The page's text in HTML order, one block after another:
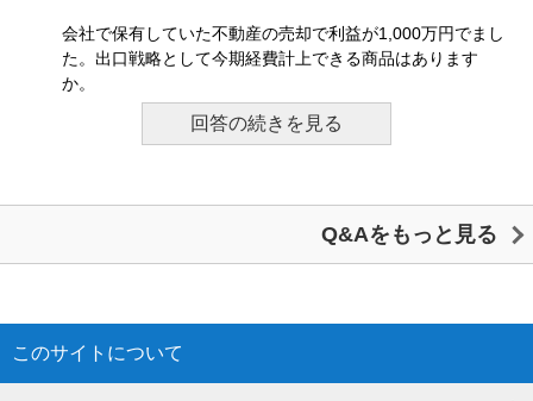
会社で保有していた不動産の売却で利益が1,000万円でまし
た。出口戦略として今期経費計上できる商品はあります
か。
回答の続きを見る
Q&Aをもっと見る
このサイトについて